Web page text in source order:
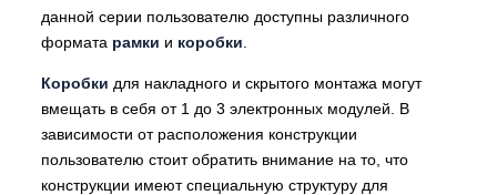
данной серии пользователю доступны различного
формата рамки и коробки
Коробки для накладного и скрытого монтажа могут
вмещать в себя от 1 до 3 электронных модулей. В
зависимости от расположения конструкции
пользователю стоит обратить внимание на то, что
конструкции имеют специальную структуру для